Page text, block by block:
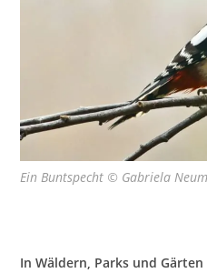
Ein Buntspecht © Gabriela
In Wäldern, Parks und